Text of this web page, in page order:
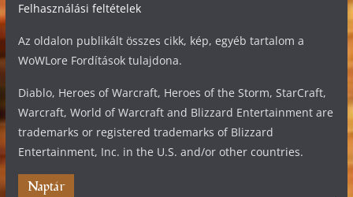
Felhasználási feltételek
Az oldalon publikált összes cikk, kép, egyéb tartalom a
WoWLore Fordítások tulajdona.
Diablo, Heroes of Warcraft, Heroes of the Storm, StarCraft,
Warcraft, World of Warcraft and Blizzard Entertainment are
trademarks or registered trademarks of Blizzard
Entertainment, Inc. in the U.S. and/or other countries.
Naptár